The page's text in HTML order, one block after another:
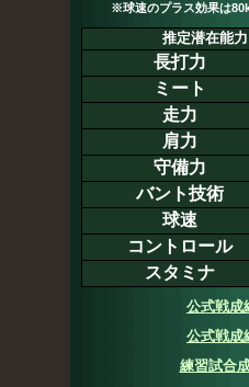
※球速のプラス効果は
推定潜在能
長打力
ミート
走力
肩力
守備力
バント技術
球速
コントロール
スタミナ
公式戦成
公式戦成
練習試合